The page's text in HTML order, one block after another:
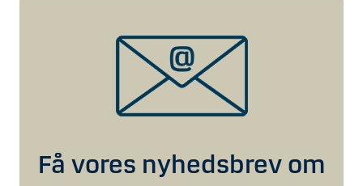
Få vores nyhedsbrev om